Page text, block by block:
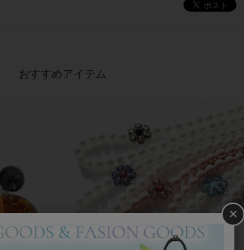
おすすめアイテム
×